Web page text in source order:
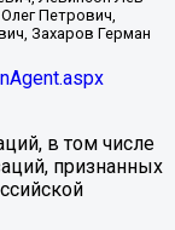
Петрович,
Захаров Герман
в том числе
признанных